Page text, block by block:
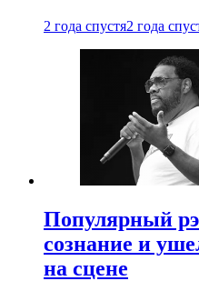
2 года спустя2 года
Популярный
сознание и
на сцене